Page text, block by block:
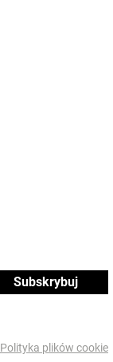
Subskrybuj
Polityka plików cookie